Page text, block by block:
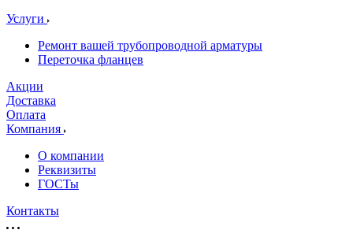
Услуги
Ремонт вашей трубопроводной арматуры
Переточка фланцев
Акции
Доставка
Оплата
Компания
О компании
Реквизиты
ГОСТы
Контакты